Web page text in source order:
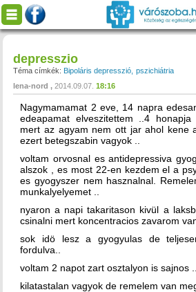
depresszio
Téma címkék: Bipoláris depresszió
pszichiátria
lena-nord
2014.09.07. 18:16
Nagymamamat 2 eve, 14 napra
edeapamat elveszitettem ..4
mert az agyam nem ott jar ahol kene
ezert betegszabin vagyok ..
voltam orvosnal es antidepressiva
alszok , es most 22-en kezdem el a
es gyogyszer nem hasznalnal.
munkalyelyemet ..
nyaron a napi takaritason kivül a
csinalni mert koncentracios zavarom van
sok idö lesz a gyogyulas de
fordulva..
voltam 2 napot zart osztalyon is sajnos ..
kilatastalan vagyok de remelem van